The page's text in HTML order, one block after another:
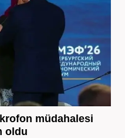
müdahalesi
oldu